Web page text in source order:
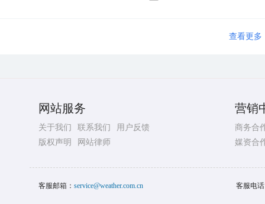
查看更多
网站服务
关于我们 联系我们
用户反馈
版权声明
网站律师
营销
商务合
媒资合
客服邮箱： service@weather.com.cn 客服电